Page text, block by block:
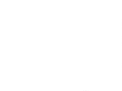
购